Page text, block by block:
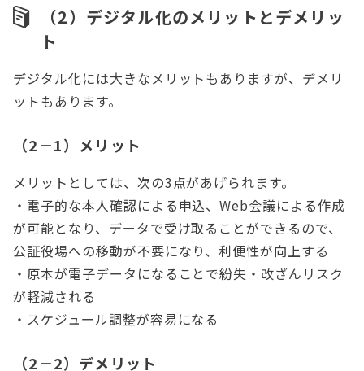
（2）デジタル化のメリットとデメリッ
ト
デジタル化には大きなメリットもありますが、デメリ
ットもあります。
（2－1）メリット
メリットとしては、次の3点があげられます。
・電子的な本人確認による申込、Web会議による作成
が可能となり、データで受け取ることができるので、
公証役場への移動が不要になり、利便性が向上する
・原本が電子データになることで紛失・改ざんリスク
が軽減される
・スケジュール調整が容易になる
（2－2）デメリット